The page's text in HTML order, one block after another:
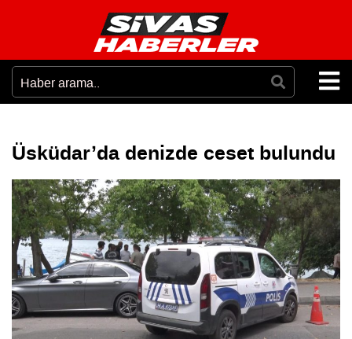
Üsküdar’da denizde ceset bulundu